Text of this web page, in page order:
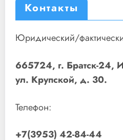
Контакты
Юридический/
665724, г. Братск-24,
ул. Крупской, д. 30.
Телефон:
+7(3953) 42-84-44